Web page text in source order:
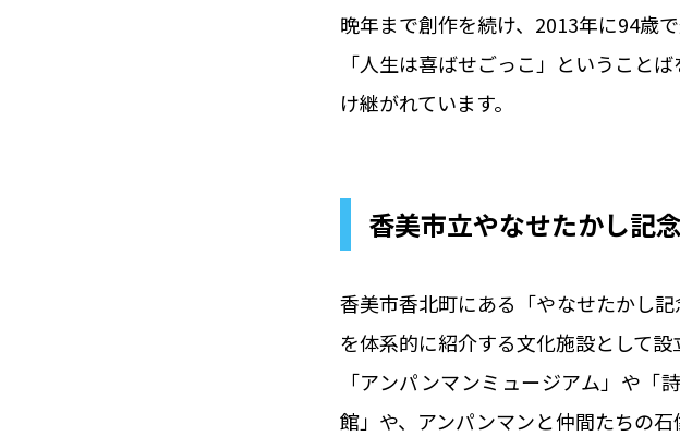
晩年まで創作を続け、2013年に94歳で
「人生は喜ばせごっこ」ということ
け継がれています。
香美市立やなせたかし記
香美市香北町にある「やなせたかし
を体系的に紹介する文化施設として設
「アンパンマンミュージアム」や
館」や、アンパンマンと仲間たちの